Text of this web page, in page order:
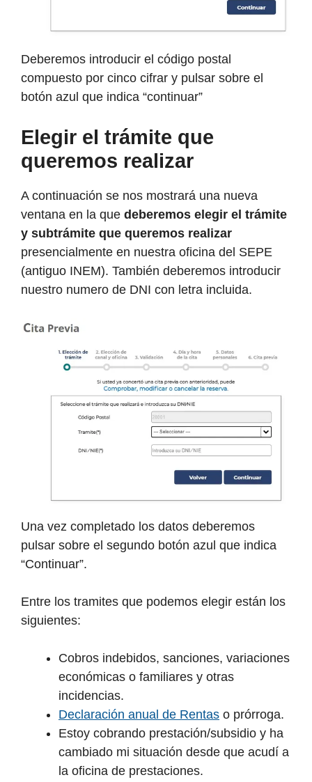
Deberemos introducir el código postal
compuesto por cinco cifrar y pulsar sobre el
botón azul que indica “continuar”
Elegir el trámite que
queremos realizar
A continuación se nos mostrará una nueva
ventana en la que deberemos elegir el trámite
y subtrámite que queremos realizar
presencialmente en nuestra oficina del SEPE
(antiguo INEM). También deberemos introducir
nuestro numero de DNI con letra incluida.
Una vez completado los datos deberemos
pulsar sobre el segundo botón azul que indica
“Continuar”.
Entre los tramites que podemos elegir están los
siguientes:
Cobros indebidos, sanciones, variaciones
económicas o familiares y otras
incidencias.
Declaración anual de Rentas o prórroga.
Estoy cobrando prestación/subsidio y ha
cambiado mi situación desde que acudí a
la oficina de prestaciones.